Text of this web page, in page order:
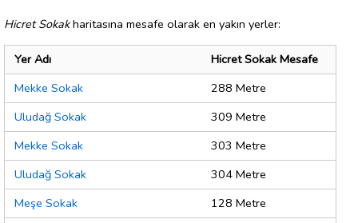
Hicret Sokakharitasına mesafe olarak en yakın yerler:
Yer Adı
Hicret Sokak Mesafe
Mekke Sokak
288 Metre
Uludağ Sokak
309 Metre
Mekke Sokak
303 Metre
Uludağ Sokak
304 Metre
Meşe Sokak
128 Metre